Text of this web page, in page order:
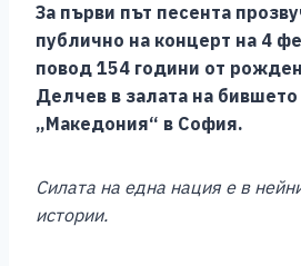
За първи път песента
публично на концерт на 4
повод 154 години от рожд
Делчев в залата на
„Македония“ в София.
Силата на една нация е в
истории.